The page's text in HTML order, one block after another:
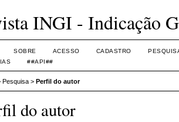
INGI - Indicação
SOBRE ACESSO CADASTRO
##API##
Pesquisa > Perfil do autor
do autor